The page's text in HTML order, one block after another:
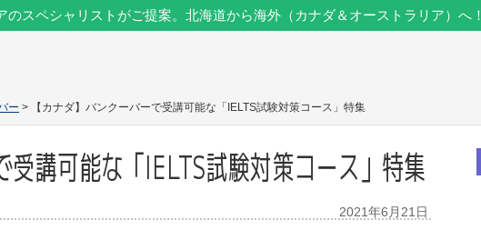
スペシャリストがご提案。北海道から海外（カナダ＆オーストラリア）へ！
ー > 【カナダ】バンクーバーで受講可能な「IELTS試験対策コース」特集
受講可能な「IELTS試験対策コース」特集
2021年6月21日